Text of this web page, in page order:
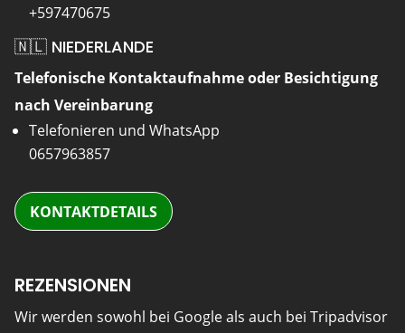
+597470675
🇳🇱 NIEDERLANDE
Telefonische Kontaktaufnahme oder Besichtigung
nach Vereinbarung
Telefonieren und WhatsApp
0657963857
KONTAKTDETAILS
REZENSIONEN
Wir werden sowohl bei Google als auch bei Tripadvisor